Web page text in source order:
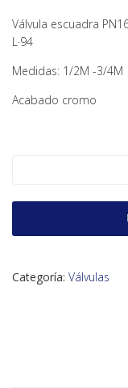
Válvula escuadra
L·94
Medidas: 1/2M -3/4M
Acabado cromo
Categoría: Válvulas